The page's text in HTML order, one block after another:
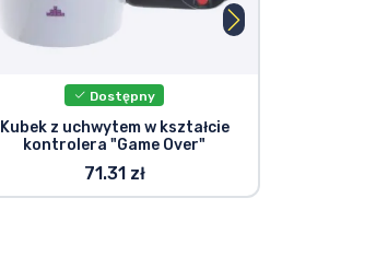
Dostępny
Kubek z uchwytem w kształcie
kontrolera "Game Over"
71.31 zł